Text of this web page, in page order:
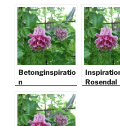
Betonginspiratio
n
Rosendal